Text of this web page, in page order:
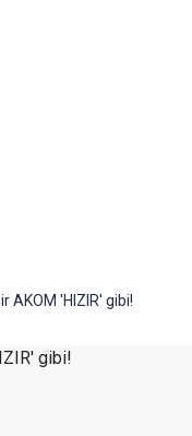
AKOM 'HIZIR' gibi!